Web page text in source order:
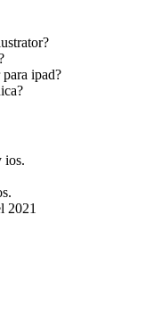
ipad?
ios.
2021